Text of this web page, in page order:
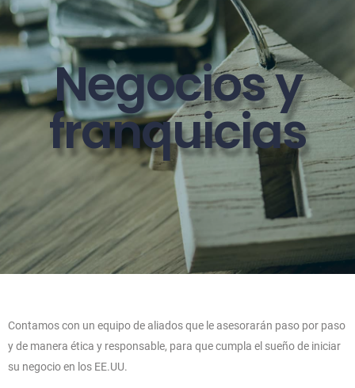
Negocios y
franquicias
Contamos con un equipo de aliados que le asesorarán paso por paso
y de manera ética y responsable, para que cumpla el sueño de iniciar
su negocio en los EE.UU.